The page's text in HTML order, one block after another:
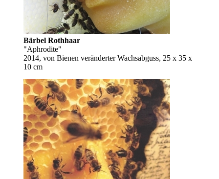
Bärbel Rothhaar
"Aphrodite"
2014, von Bienen veränderter Wachsabguss, 25 x 35 x
10 cm